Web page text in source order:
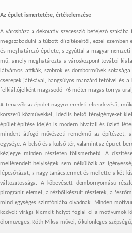
Az épület ismertetése, értékelemzése
A városháza a dekoratív szecesszió befejező
megszabadulni a túlzott díszítésektől, ezzel
és meghatározó épülete, s egyúttal a magyar
mű, amely meghatározta a városközpont további
látványos attikák, szobrok és domborművek
cserepek játékával, hangsúlyos manzárd tetőivel és
felkiáltójelként magasodó 76 méter magas tornya
A tervezők az épület nagyon eredeti elrendezésű,
korszerű közművekkel, ideális belső fényigényeket
épület építése idején is modern hivatali és üzleti
mindent átfogó művészeti remekmű az építészet,
egysége. A belső és a külső tér, valamint az épület
kézjegye minden részleten fölismerhető. A
mellérendelt helyiségek sem nélkülözik az
lépcsőházat, a nagy tanácstermet és mellette a két
változatossága. A kőbevésett dombornyomású
pirogránit elemei, a rézből készült részletek, a
mind egységes szimfóniába olvadnak. Minden
kedvelt virága kiemelt helyet foglal el a motívumok
ólomüveges, Róth Miksa művei, ő különleges